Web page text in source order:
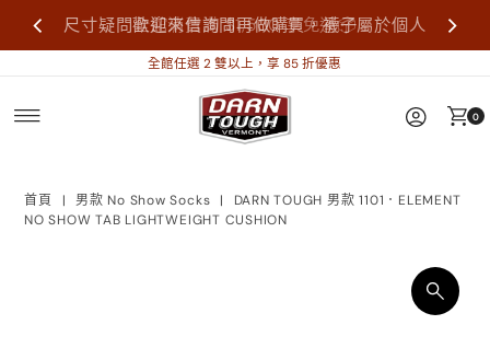
尺寸疑問歡迎來信詢問再做購買，襪子屬於個人
衛生用品，售出不做退換貨。
全館消費滿 $1,500 享免運📦
全館任選 2 雙以上，享 85 折優惠
0
首頁 | 男款 No Show Socks |
DARN TOUGH 男款 1101．ELEMENT
NO SHOW TAB LIGHTWEIGHT CUSHION